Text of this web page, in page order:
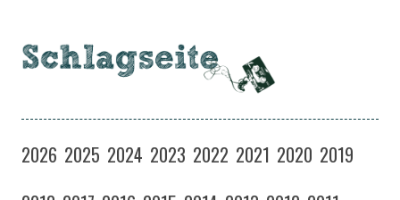
Zum
springen
2026 2025 2024 2023 2022 2021 2020 2019